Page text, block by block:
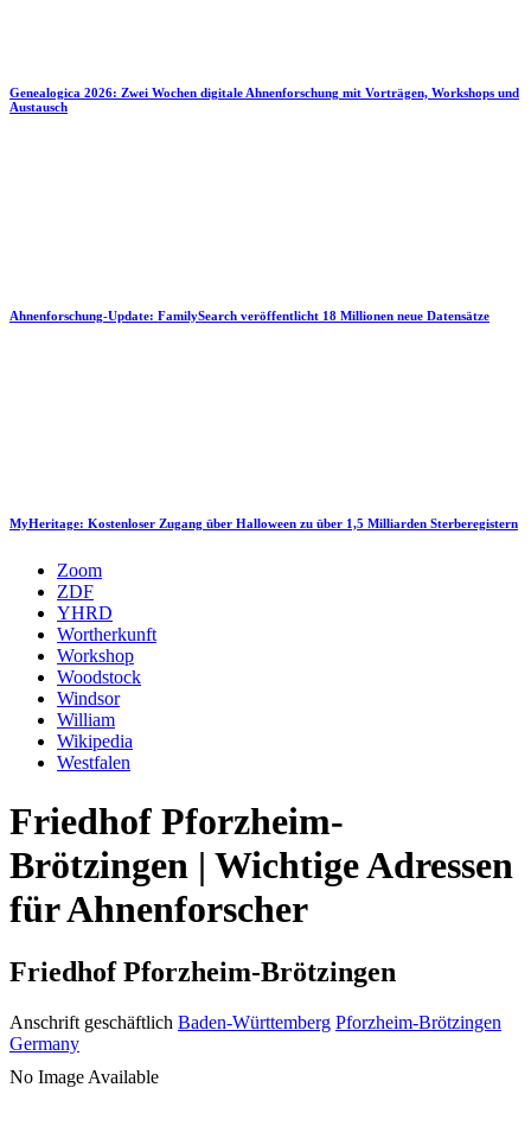
Genealogica 2026: Zwei Wochen digitale Ahnenforschung mit Vorträgen, Workshops und
Austausch
Ahnenforschung-Update: FamilySearch veröffentlicht 18 Millionen neue Datensätze
MyHeritage: Kostenloser Zugang über Halloween zu über 1,5 Milliarden Sterberegistern
Zoom
ZDF
YHRD
Wortherkunft
Workshop
Woodstock
Windsor
William
Wikipedia
Westfalen
Friedhof Pforzheim-
Brötzingen | Wichtige Adressen
für Ahnenforscher
Friedhof Pforzheim-Brötzingen
Anschrift geschäftlich Baden-Württemberg Pforzheim-Brötzingen
Germany
No Image Available